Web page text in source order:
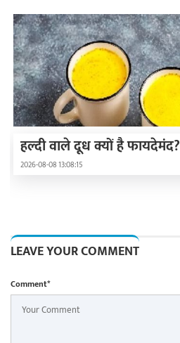
हल्दी वाले दूध क्यों है फायदेमंद?
2026-08-08 13:08:15
LEAVE YOUR COMMENT
Comment*